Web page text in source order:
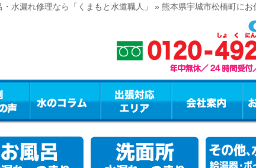
水漏れ修理なら「くまもと水道職人」 » 熊本県宇城市松橋町に